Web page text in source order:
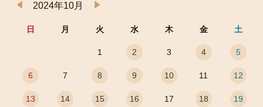
2024年10月
日 月 火 水 木 金 土
1 2 3 4 5
6 7 8 9 10 11 12
13 14 15 16 17 18 19